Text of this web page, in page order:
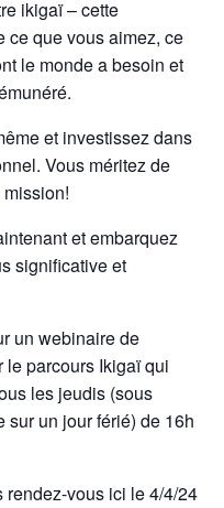
ikigaï – cette
ce que vous aimez, ce
le monde a besoin et
et investissez dans
Vous méritez de
et embarquez
significative et
un webinaire de
le parcours Ikigaï qui
les jeudis (sous
sur un jour férié) de 16h
vous ici le 4/4/24